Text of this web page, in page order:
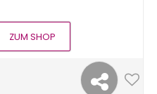
ZUM SHOP